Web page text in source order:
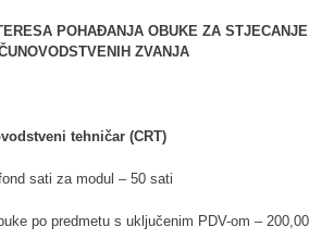
POHAĐANJA OBUKE ZA STJECANJE
ZVANJA
tehničar (CRT)
sati za modul – 50 sati
po predmetu s uključenim PDV-om – 200,00